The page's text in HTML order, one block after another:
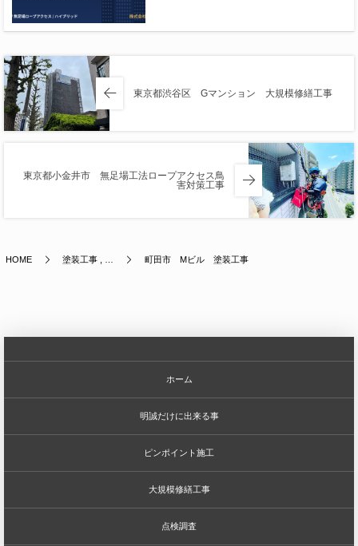
東京都渋谷区 Gマンション 大規模修繕工事
東京都小金井市 無足場工法ロープアクセス鳥
害対策工事
HOME 塗装工事 , … 町田市 Mビル 塗装工事
ホーム
明誠だけに出来る事
ピンポイント施工
大規模修繕工事
点検調査